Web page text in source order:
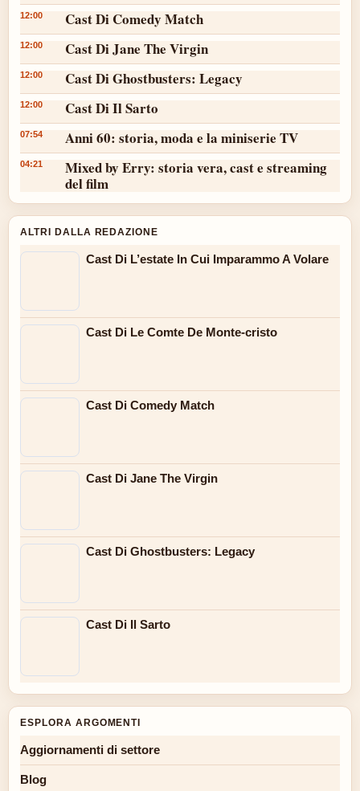
12:00 Cast Di Comedy Match
12:00 Cast Di Jane The Virgin
12:00 Cast Di Ghostbusters: Legacy
12:00 Cast Di Il Sarto
07:54 Anni 60: storia, moda e la miniserie TV
04:21
Mixed by Erry: storia vera, cast e streaming
del film
ALTRI DALLA REDAZIONE
Cast Di L’estate In Cui Imparammo A Volare
Cast Di Le Comte De Monte-cristo
Cast Di Comedy Match
Cast Di Jane The Virgin
Cast Di Ghostbusters: Legacy
Cast Di Il Sarto
ESPLORA ARGOMENTI
Aggiornamenti di settore
Blog